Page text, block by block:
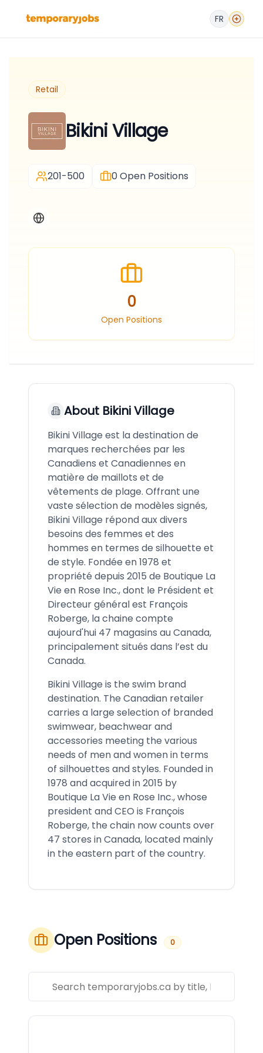
FR
Retail
Bikini Village
201-500 0Open Positions
0
Open Positions
About Bikini Village
Bikini Village est la destination de
marques recherchées par les
Canadiens et Canadiennes en
matière de maillots et de
vêtements de plage. Offrant une
vaste sélection de modèles signés,
Bikini Village répond aux divers
besoins des femmes et des
hommes en termes de silhouette et
de style. Fondée en 1978 et
propriété depuis 2015 de Boutique La
Vie en Rose Inc., dont le Président et
Directeur général est François
Roberge, la chaine compte
aujourd'hui 47 magasins au Canada,
principalement situés dans l’est du
Canada.
Bikini Village is the swim brand
destination. The Canadian retailer
carries a large selection of branded
swimwear, beachwear and
accessories meeting the various
needs of men and women in terms
of silhouettes and styles. Founded in
1978 and acquired in 2015 by
Boutique La Vie en Rose Inc., whose
president and CEO is François
Roberge, the chain now counts over
47 stores in Canada, located mainly
in the eastern part of the country.
Open Positions 0